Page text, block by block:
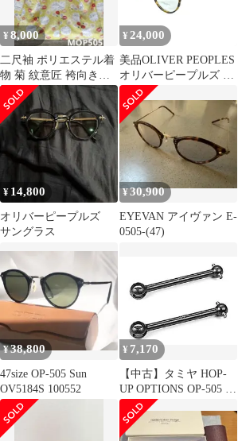
¥8,000
二尺袖 ポリエステル着
物 菊 紋意匠 袴向き
MOP505
¥ 24,000
美品OLIVER PEOPLES
オリバーピープルズ 眼
鏡 メガネ ボストン型
OV5184(OP-505) ステン
レス べっ甲 ブラウン
47□24-142 上品 洗練 定
番 人気 おしゃれ
¥ 14,800
オリバーピープルズ
サングラス
¥30,900
EYEVAN アイヴァン E-
0505-(47)
¥38,800
47size OP-505 Sun
OV5184S 100552
¥ 7,170
【中古】タミヤ HOP-
UP OPTIONS OP-505 ア
ッセンブリーユニバー
サル用39mmスイングシ
ャフト o7r6kf1